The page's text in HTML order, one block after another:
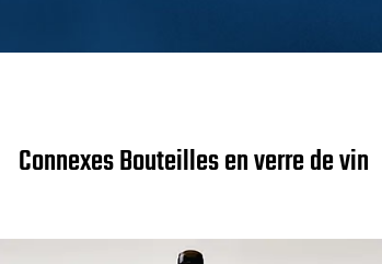
Connexes Bouteilles en verre de vin